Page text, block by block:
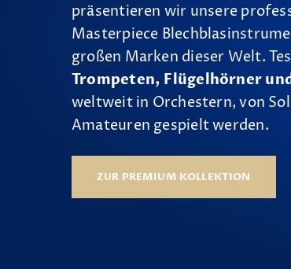
präsentieren wir unsere
Masterpiece
großen Marken dieser Welt.
Trompeten, Flügelhörner
weltweit in Orchestern, von
Amateuren gespielt werden.
ZUR PREMIUM KOLLEKTION